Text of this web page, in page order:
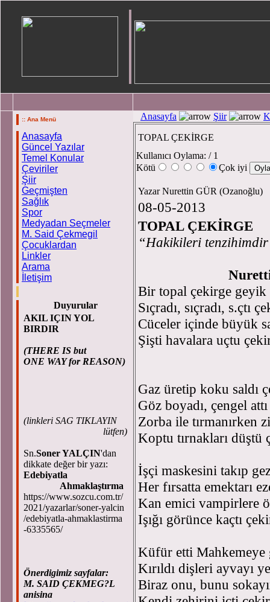
:: Ana Menü
Anasayfa
Güncel Yazılar
Temel Konular
Çeviriler
Şiir
Geçmişten
Sağlık
Spor
Medyadan Seçmeler
M. Said Çekmegil
Çocuklardan
Linkler
Arama
İletişim
Duyurular
AKIL IÇIN YOL
BIRDIR
(THERE IS but
ONE WAY for REASON)
(linkleri SAG TIKLAYIN
lütfen)
Sn.Soner YALÇIN'dan
dikkate değer bir yazı:
Edebiyatla
Ahmaklaştırma
https://www.sozcu.com.tr/
2021/yazarlar/soner-yalcin
/edebiyatla-ahmaklastirma
-6335565/
Önerdigimiz sayfalar:
M. SAID ÇEKMEG?L
anisina
Anasayfa Şiir
TOPAL ÇEKİRGE
Kullanıcı Oylama: / 1
Kötü
Çok iyi
Yazar Nurettin GÜR (Ozanoğlu)
08-05-2013
TOPAL ÇEKİRGE
“Hakikileri
Bir topal çekirge geyik
Sıçradı, sıçradı, s.çtı
Cüceler içinde büyük
Şişti havalara uçtu
Gaz üretip koku saldı
Göz boyadı, çengel
Zorba ile tırmanırken
Koptu tırnakları düştü
İşçi maskesini takıp
Her fırsatta emektarı
Kan emici vampirlere
Işığı görünce kaçtı
Küfür etti Mahkemeye
Kırıldı dişleri ayvayı
Biraz onu, bunu